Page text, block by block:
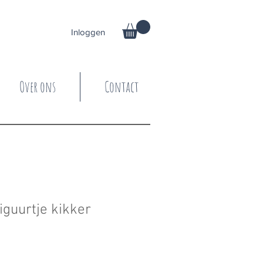
Inloggen
Over ons Contact
kikker